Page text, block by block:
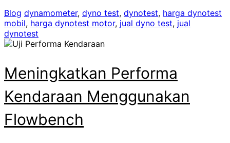
Blog dynamometer, dyno test, dynotest, harga dynotest
mobil, harga dynotest motor, jual dyno test, jual
dynotest
Meningkatkan Performa
Kendaraan Menggunakan
Flowbench